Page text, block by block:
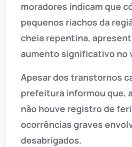
moradores indicam que
pequenos riachos da
cheia repentina,
aumento significativo no
Apesar dos transtornos
prefeitura informou que,
não houve registro de
ocorrências graves
desabrigados.